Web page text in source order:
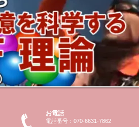
お電話
電話番号：070-6631-7862